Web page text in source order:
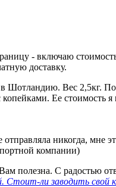
- включаю
доставку.
Шотландию. Вес 2,5кг.
Ее стоимость
никогда, мне
компании)
полезна. С радостью
Стоит-ли заводить свой